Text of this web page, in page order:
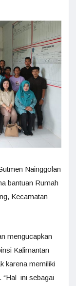
Nainggolan
bantuan Rumah
Kecamatan
mengucapkan
Kalimantan
karena memiliki
“Hal ini sebagai